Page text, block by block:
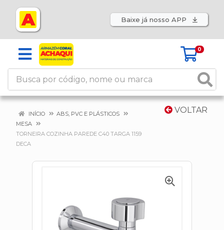
Baixe já nosso APP
0
VOLTAR
INÍCIO
ABS, PVC E PLÁSTICOS
MESA
TORNEIRA COZINHA PAREDE C40 TARGA 1159
DECA